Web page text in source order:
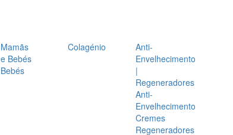
Mamãs
e Bebés
Bebés
Colagénio
Anti-
Envelhecimento
|
Regeneradores
Anti-
Envelhecimento
Cremes
Regeneradores